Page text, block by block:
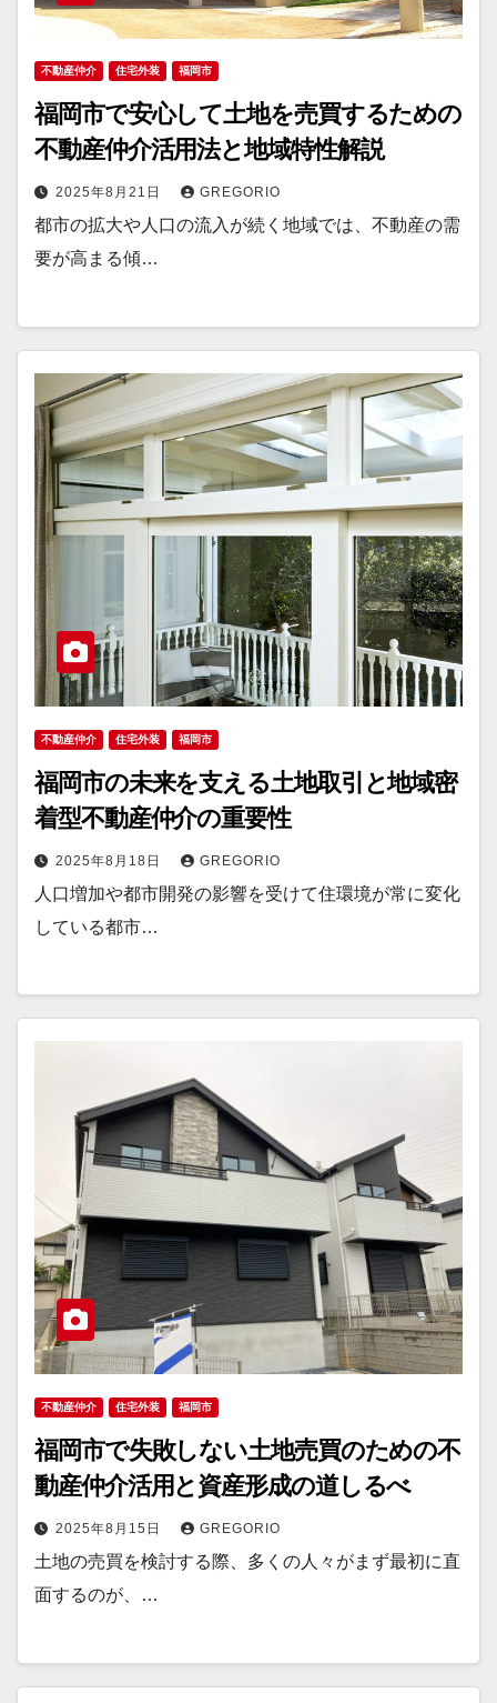
不動産仲介 住宅外装 福岡市
福岡市で安心して土地を売買するための
不動産仲介活用法と地域特性解説
2025年8月21日 GREGORIO
都市の拡大や人口の流入が続く地域では、不動産の需
要が高まる傾…
不動産仲介 住宅外装 福岡市
福岡市の未来を支える土地取引と地域密
着型不動産仲介の重要性
2025年8月18日 GREGORIO
人口増加や都市開発の影響を受けて住環境が常に変化
している都市…
不動産仲介 住宅外装 福岡市
福岡市で失敗しない土地売買のための不
動産仲介活用と資産形成の道しるべ
2025年8月15日 GREGORIO
土地の売買を検討する際、多くの人々がまず最初に直
面するのが、…